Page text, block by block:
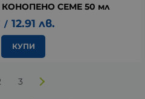
СЕМЕ 50 мл
/ 12.91 лв.
КУПИ
3